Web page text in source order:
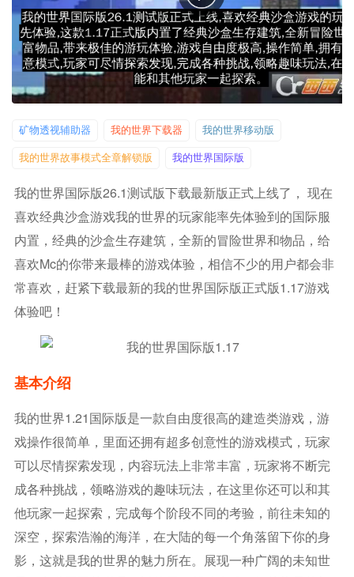
矿物透视辅助器 我的世界下载器 我的世界移动版
我的世界故事模式全章解锁版 我的世界国际版
我的世界国际版26.1测试版下载最新版正式上线了， 现在
喜欢经典沙盒游戏我的世界的玩家能率先体验到的国际服
内置，经典的沙盒生存建筑，全新的冒险世界和物品，给
喜欢mc的你带来最棒的游戏体验，相信不少的用户都会非
常喜欢，赶紧下载最新的我的世界国际版正式版1.17游戏
体验吧！
基本介绍
我的世界1.21国际版是一款自由度很高的建造类游戏，游
戏操作很简单，里面还拥有超多创意性的游戏模式，玩家
可以尽情探索发现，内容玩法上非常丰富，玩家将不断完
成各种挑战，领略游戏的趣味玩法，在这里你还可以和其
他玩家一起探索，完成每个阶段不同的考验，前往未知的
深空，探索浩瀚的海洋，在大陆的每一个角落留下你的身
影，这就是我的世界的魅力所在。展现一种广阔的未知世